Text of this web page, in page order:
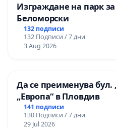
Изграждане на парк
Беломорски
132 подписи
132 Подписи / 7 дни
3 Aug 2026
Да се преименува бул.
„Европа“ в Пловдив
141 подписи
130 Подписи / 7 дни
29 Jul 2026